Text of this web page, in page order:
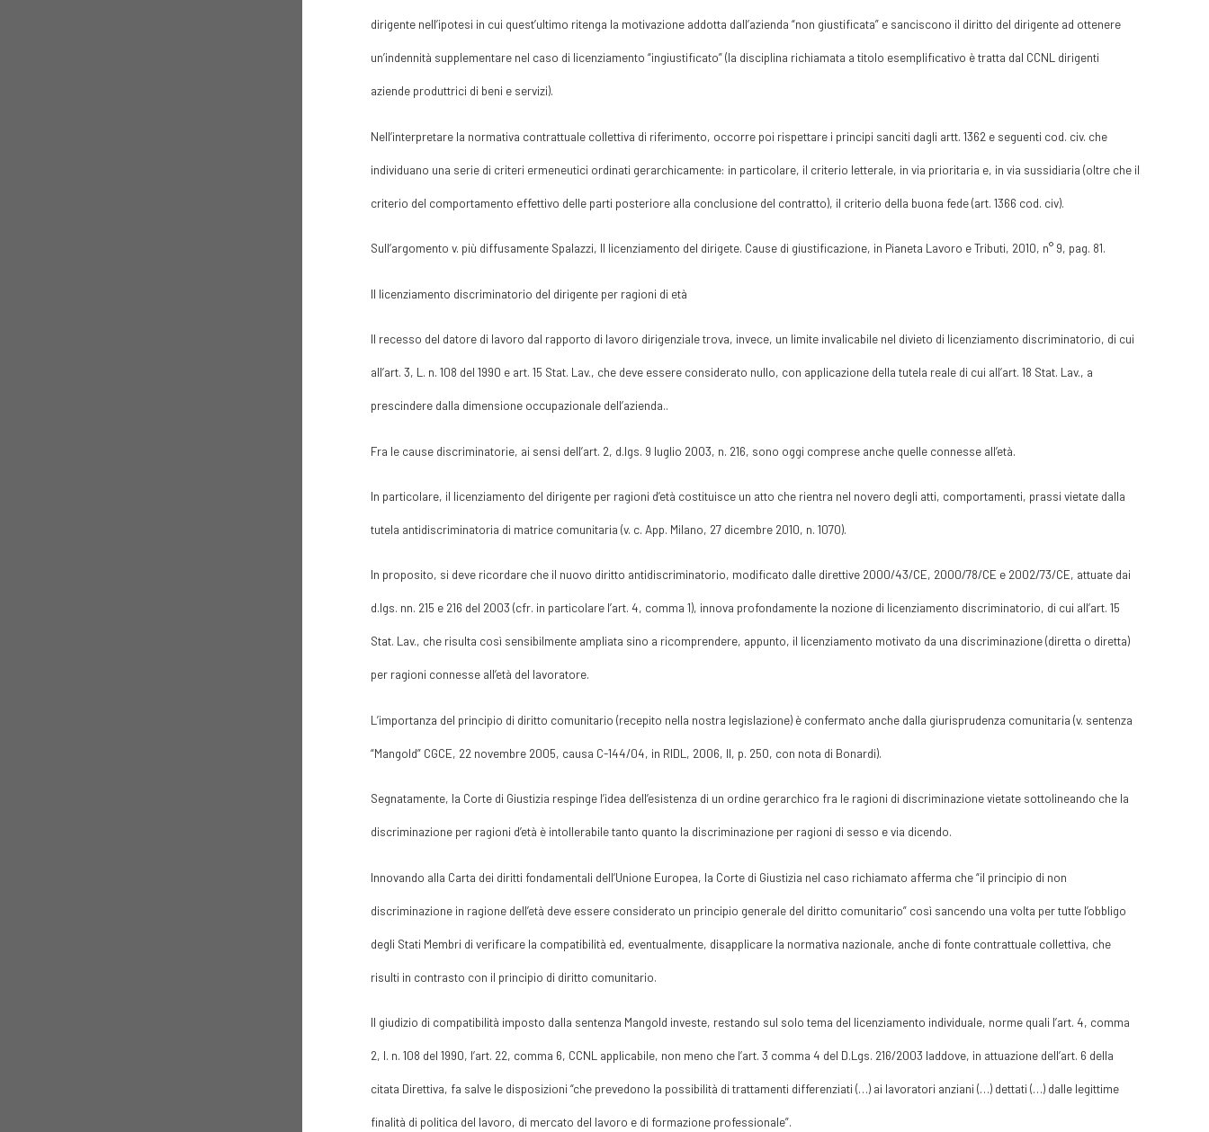
dirigente nell’ipotesi in cui quest’ultimo ritenga la motivazione addotta dall’azienda “non giustificata” e sanciscono il diritto del dirigente ad ottenere
un’indennità supplementare nel caso di licenziamento “ingiustificato” (la disciplina richiamata a titolo esemplificativo è tratta dal CCNL dirigenti
aziende produttrici di beni e servizi).
Nell’interpretare la normativa contrattuale collettiva di riferimento, occorre poi rispettare i principi sanciti dagli artt. 1362 e seguenti cod. civ. che
individuano una serie di criteri ermeneutici ordinati gerarchicamente: in particolare, il criterio letterale, in via prioritaria e, in via sussidiaria (oltre che il
criterio del comportamento effettivo delle parti posteriore alla conclusione del contratto), il criterio della buona fede (art. 1366 cod. civ).
Sull’argomento v. più diffusamente Spalazzi, Il licenziamento del dirigete. Cause di giustificazione, in Pianeta Lavoro e Tributi, 2010, n° 9, pag. 81.
Il licenziamento discriminatorio del dirigente per ragioni di età
Il recesso del datore di lavoro dal rapporto di lavoro dirigenziale trova, invece, un limite invalicabile nel divieto di licenziamento discriminatorio, di cui
all’art. 3, L. n. 108 del 1990 e art. 15 Stat. Lav., che deve essere considerato nullo, con applicazione della tutela reale di cui all’art. 18 Stat. Lav., a
prescindere dalla dimensione occupazionale dell’azienda..
Fra le cause discriminatorie, ai sensi dell’art. 2, d.lgs. 9 luglio 2003, n. 216, sono oggi comprese anche quelle connesse all’età.
In particolare, il licenziamento del dirigente per ragioni d’età costituisce un atto che rientra nel novero degli atti, comportamenti, prassi vietate dalla
tutela antidiscriminatoria di matrice comunitaria (v. c. App. Milano, 27 dicembre 2010, n. 1070).
In proposito, si deve ricordare che il nuovo diritto antidiscriminatorio, modificato dalle direttive 2000/43/CE, 2000/78/CE e 2002/73/CE, attuate dai
d.lgs. nn. 215 e 216 del 2003 (cfr. in particolare l’art. 4, comma 1), innova profondamente la nozione di licenziamento discriminatorio, di cui all’art. 15
Stat. Lav., che risulta così sensibilmente ampliata sino a ricomprendere, appunto, il licenziamento motivato da una discriminazione (diretta o diretta)
per ragioni connesse all’età del lavoratore.
L’importanza del principio di diritto comunitario (recepito nella nostra legislazione) è confermato anche dalla giurisprudenza comunitaria (v. sentenza
“Mangold” CGCE, 22 novembre 2005, causa C-144/04, in RIDL, 2006, II, p. 250, con nota di Bonardi).
Segnatamente, la Corte di Giustizia respinge l’idea dell’esistenza di un ordine gerarchico fra le ragioni di discriminazione vietate sottolineando che la
discriminazione per ragioni d’età è intollerabile tanto quanto la discriminazione per ragioni di sesso e via dicendo.
Innovando alla Carta dei diritti fondamentali dell’Unione Europea, la Corte di Giustizia nel caso richiamato afferma che “il principio di non
discriminazione in ragione dell’età deve essere considerato un principio generale del diritto comunitario” così sancendo una volta per tutte l’obbligo
degli Stati Membri di verificare la compatibilità ed, eventualmente, disapplicare la normativa nazionale, anche di fonte contrattuale collettiva, che
risulti in contrasto con il principio di diritto comunitario.
Il giudizio di compatibilità imposto dalla sentenza Mangold investe, restando sul solo tema del licenziamento individuale, norme quali l’art. 4, comma
2, l. n. 108 del 1990, l’art. 22, comma 6, CCNL applicabile, non meno che l’art. 3 comma 4 del D.Lgs. 216/2003 laddove, in attuazione dell’art. 6 della
citata Direttiva, fa salve le disposizioni “che prevedono la possibilità di trattamenti differenziati (…) ai lavoratori anziani (…) dettati (…) dalle legittime
finalità di politica del lavoro, di mercato del lavoro e di formazione professionale”.